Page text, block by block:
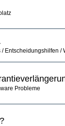
/ Entscheidungshilfen /
Probleme